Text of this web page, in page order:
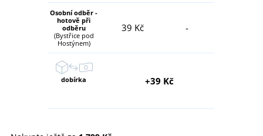
Osobní odběr -
hotově při
odběru
(Bystřice pod
Hostýnem)
39 Kč -
dobírka +39 Kč